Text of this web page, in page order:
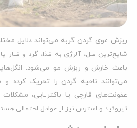
ریزش موی گردن گربه می‌تواند دلایل
شایع‌ترین علل، آلرژی به غذا، گرد و غبار
باعث خارش و ریزش مو می‌شود.
می‌توانند ناحیه گردن را تحریک کرده
عفونت‌های قارچی یا باکتریایی، مشکلات
تیروئید و استرس نیز از عوامل احتمالی